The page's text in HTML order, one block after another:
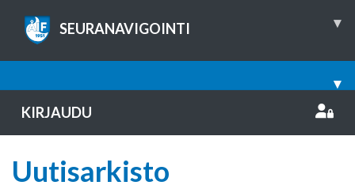
SEURANAVIGOINTI ▾
▾
KIRJAUDU
Uutisarkisto